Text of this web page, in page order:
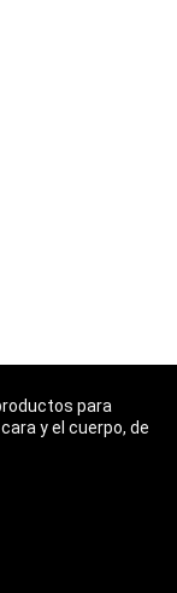
para
y el cuerpo, de